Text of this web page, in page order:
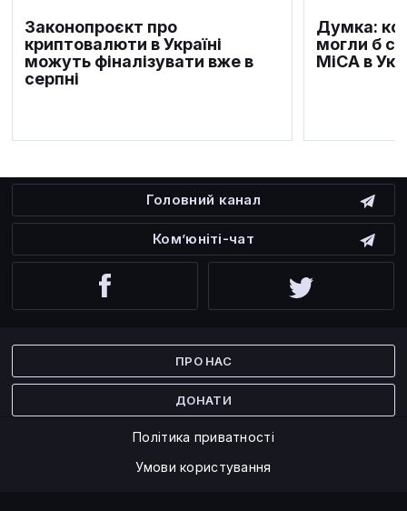
Законопроєкт про
криптовалюти в Україні
можуть фіналізувати вже в
серпні
Думка:
могли б
МіСА в
Головний канал
Ком’юніті-чат
ПРО НАС
ДОНАТИ
Політика приватності
Умови користування